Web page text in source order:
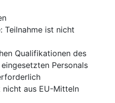
: Teilnahme ist nicht
Qualifikationen des
Personals
aus EU-Mitteln